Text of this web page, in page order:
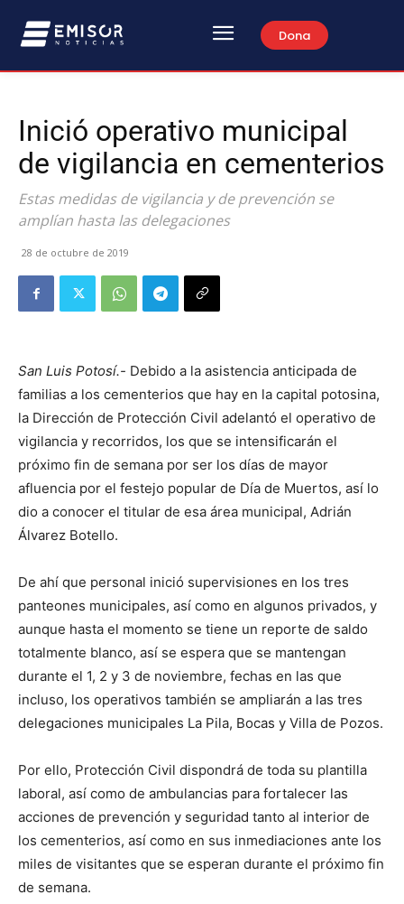
Dona
Inició operativo municipal
de vigilancia en cementerios
Estas medidas de vigilancia y de prevención se
amplían hasta las delegaciones
28 de octubre de 2019
San Luis Potosí.- Debido a la asistencia anticipada de
familias a los cementerios que hay en la capital potosina,
la Dirección de Protección Civil adelantó el operativo de
vigilancia y recorridos, los que se intensificarán el
próximo fin de semana por ser los días de mayor
afluencia por el festejo popular de Día de Muertos, así lo
dio a conocer el titular de esa área municipal, Adrián
Álvarez Botello.
De ahí que personal inició supervisiones en los tres
panteones municipales, así como en algunos privados, y
aunque hasta el momento se tiene un reporte de saldo
totalmente blanco, así se espera que se mantengan
durante el 1, 2 y 3 de noviembre, fechas en las que
incluso, los operativos también se ampliarán a las tres
delegaciones municipales La Pila, Bocas y Villa de Pozos.
Por ello, Protección Civil dispondrá de toda su plantilla
laboral, así como de ambulancias para fortalecer las
acciones de prevención y seguridad tanto al interior de
los cementerios, así como en sus inmediaciones ante los
miles de visitantes que se esperan durante el próximo fin
de semana.